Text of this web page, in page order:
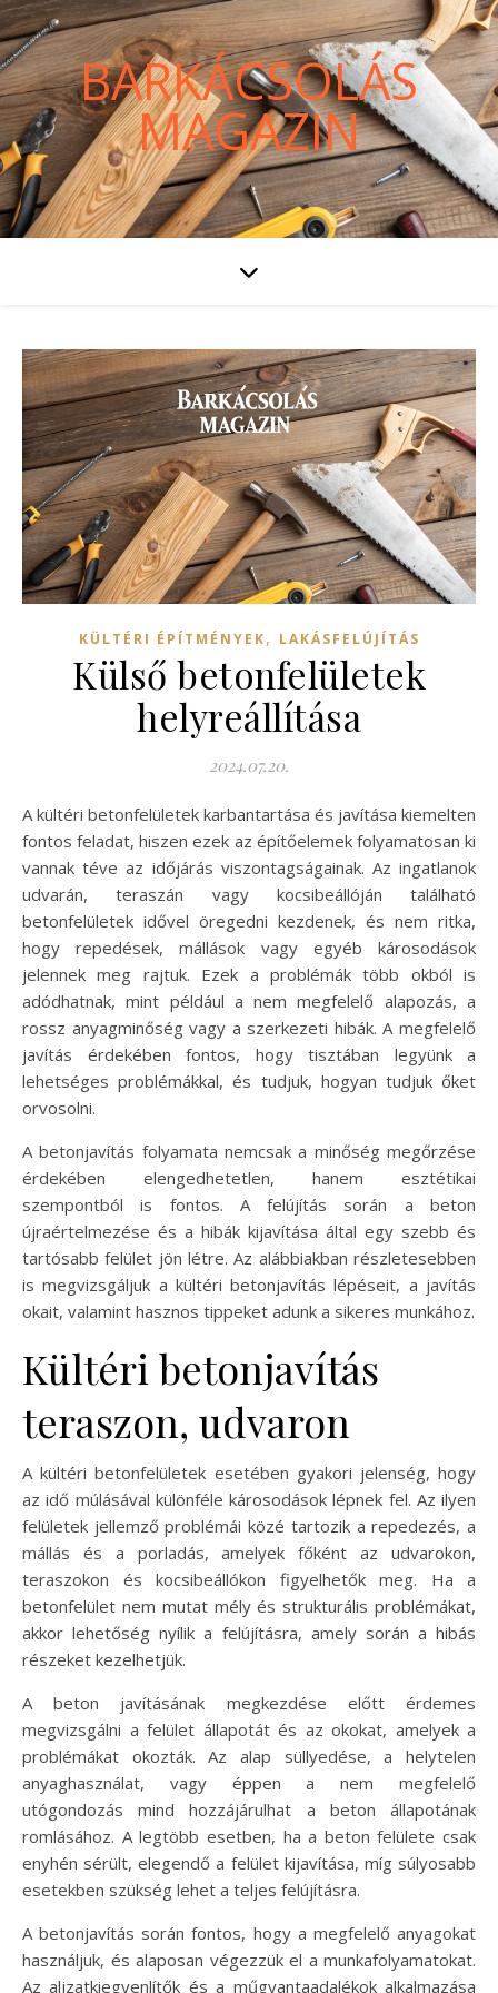
BARKÁCSOLÁS
MAGAZIN
KÜLTÉRI ÉPÍTMÉNYEK, LAKÁSFELÚJÍTÁS
Külső betonfelületek
helyreállítása
2024.07.20.
A kültéri betonfelületek karbantartása és javítása kiemelten
fontos feladat, hiszen ezek az építőelemek folyamatosan ki
vannak téve az időjárás viszontagságainak. Az ingatlanok
udvarán, teraszán vagy kocsibeállóján található
betonfelületek idővel öregedni kezdenek, és nem ritka,
hogy repedések, mállások vagy egyéb károsodások
jelennek meg rajtuk. Ezek a problémák több okból is
adódhatnak, mint például a nem megfelelő alapozás, a
rossz anyagminőség vagy a szerkezeti hibák. A megfelelő
javítás érdekében fontos, hogy tisztában legyünk a
lehetséges problémákkal, és tudjuk, hogyan tudjuk őket
orvosolni.
A betonjavítás folyamata nemcsak a minőség megőrzése
érdekében elengedhetetlen, hanem esztétikai
szempontból is fontos. A felújítás során a beton
újraértelmezése és a hibák kijavítása által egy szebb és
tartósabb felület jön létre. Az alábbiakban részletesebben
is megvizsgáljuk a kültéri betonjavítás lépéseit, a javítás
okait, valamint hasznos tippeket adunk a sikeres munkához.
Kültéri betonjavítás
teraszon, udvaron
A kültéri betonfelületek esetében gyakori jelenség, hogy
az idő múlásával különféle károsodások lépnek fel. Az ilyen
felületek jellemző problémái közé tartozik a repedezés, a
mállás és a porladás, amelyek főként az udvarokon,
teraszokon és kocsibeállókon figyelhetők meg. Ha a
betonfelület nem mutat mély és strukturális problémákat,
akkor lehetőség nyílik a felújításra, amely során a hibás
részeket kezelhetjük.
A beton javításának megkezdése előtt érdemes
megvizsgálni a felület állapotát és az okokat, amelyek a
problémákat okozták. Az alap süllyedése, a helytelen
anyaghasználat, vagy éppen a nem megfelelő
utógondozás mind hozzájárulhat a beton állapotának
romlásához. A legtöbb esetben, ha a beton felülete csak
enyhén sérült, elegendő a felület kijavítása, míg súlyosabb
esetekben szükség lehet a teljes felújításra.
A betonjavítás során fontos, hogy a megfelelő anyagokat
használjuk, és alaposan végezzük el a munkafolyamatokat.
Az aljzatkiegyenlítők és a műgyantaadalékok alkalmazása